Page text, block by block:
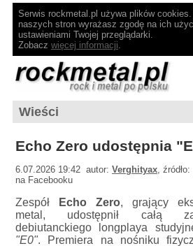
Serwis rockmetal.pl używa plików
naszych stron wyrażasz zgodę na ich
ustawieniami Twojej przeglądarki.
Zobacz więcej informacji.
Wieści
Echo Zero udostępnia
6.07.2026 19:42 autor:Verghityax,
na Facebooku
Zespół Echo Zero, grający
metal, udostępnił całą
debiutanckiego longplaya
"E0". Premiera na nośniku